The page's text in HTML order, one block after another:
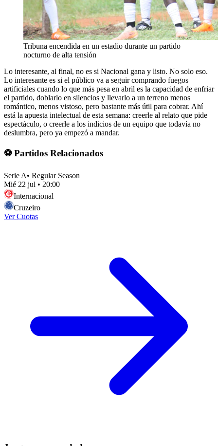
Tribuna encendida en un estadio durante un partido
nocturno de alta tensión
Lo interesante, al final, no es si Nacional gana y listo. No solo eso.
Lo interesante es si el público va a seguir comprando fuegos
artificiales cuando lo que más pesa en abril es la capacidad de enfriar
el partido, doblarlo en silencios y llevarlo a un terreno menos
romántico, menos vistoso, pero bastante más útil para cobrar. Ahí
está la apuesta intelectual de esta semana: creerle al relato que pide
espectáculo, o creerle a los indicios de un equipo que todavía no
deslumbra, pero ya empezó a mandar.
⚽ Partidos Relacionados
Serie A• Regular Season
Mié 22 jul • 20:00
Internacional
Cruzeiro
Ver Cuotas